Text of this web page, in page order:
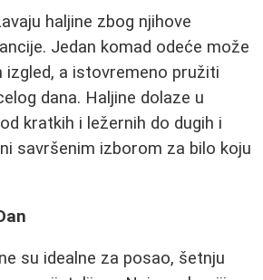
haljine zbog njihove
Jedan komad odeće može
a istovremeno pružiti
dana. Haljine dolaze u
kratkih i ležernih do dugih i
savršenim izborom za bilo koju
su idealne za posao, šetnju